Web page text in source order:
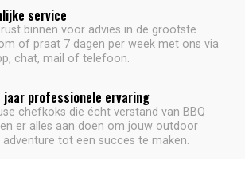
service
binnen voor advies in de grootste
of praat 7 dagen per week met ons via
chat, mail of telefoon.
jaar professionele ervaring
chefkoks die écht verstand van BBQ
er alles aan doen om jouw outdoor
adventure tot een succes te maken.